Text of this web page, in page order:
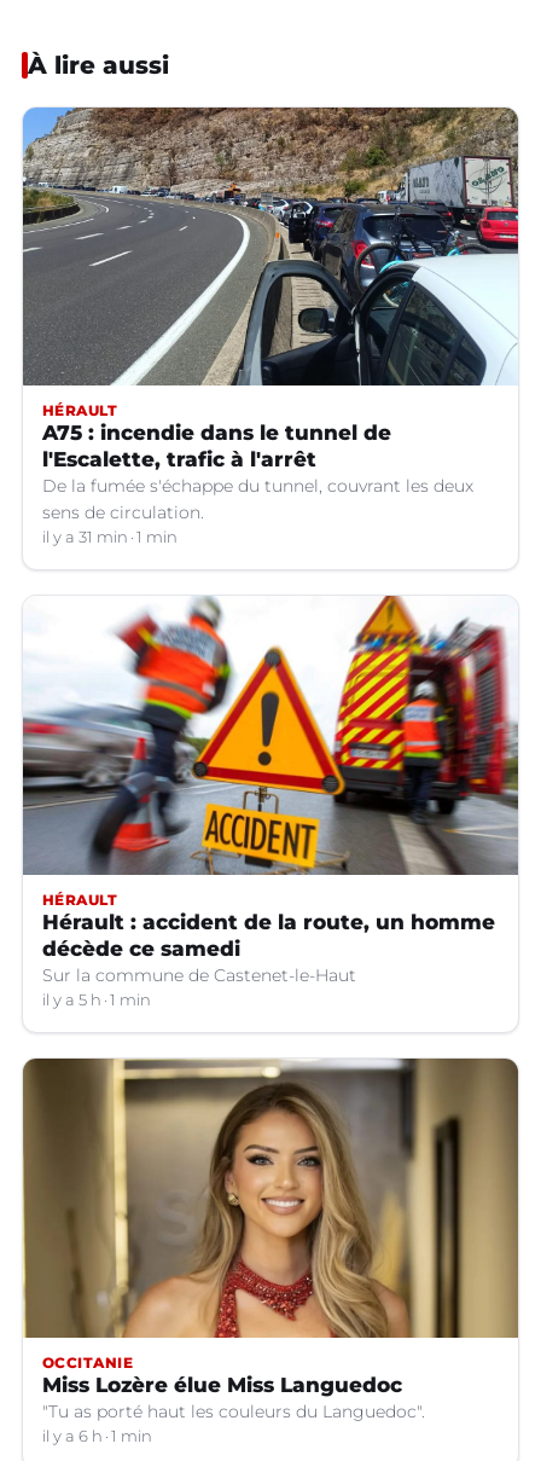
À lire aussi
HÉRAULT
A75 : incendie dans le tunnel de
l'Escalette, trafic à l'arrêt
De la fumée s'échappe du tunnel, couvrant les deux
sens de circulation.
il y a 31 min 1 min
HÉRAULT
Hérault : accident de la route, un homme
décède ce samedi
Sur la commune de Castenet-le-Haut
il y a 5 h 1 min
OCCITANIE
Miss Lozère élue Miss Languedoc
"Tu as porté haut les couleurs du Languedoc".
il y a 6 h 1 min